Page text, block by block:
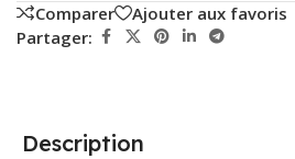
Comparer
Ajouter aux favoris
Partager:
Description